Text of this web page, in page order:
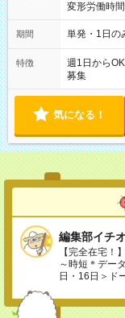
変形労働時間制 想
～21：00
期間 単発・1日の
特徴
週1日から
募集
気になる！
編集部イチ
【完全在宅！
～時短＊デー
日・16日＞ド